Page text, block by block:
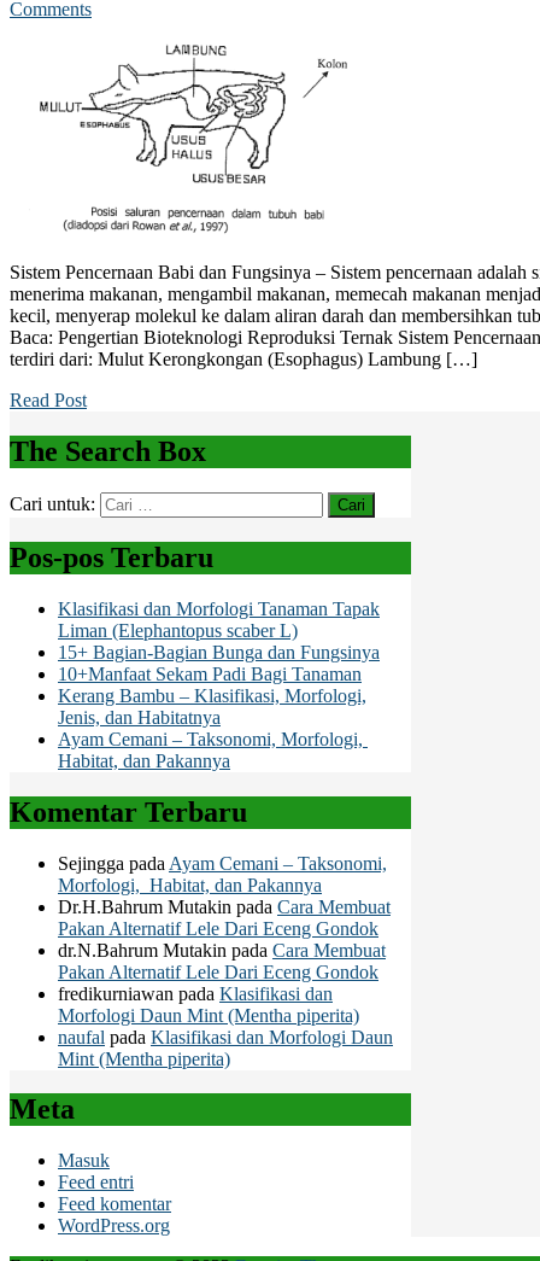
Comments
Sistem Pencernaan Babi dan Fungsinya – Sistem pencernaan adalah
menerima makanan, mengambil makanan, memecah makanan
kecil, menyerap molekul ke dalam aliran darah dan membersihkan
Baca: Pengertian Bioteknologi Reproduksi Ternak Sistem
terdiri dari: Mulut Kerongkongan (Esophagus) Lambung […]
Read Post
The Search Box
Cari untuk:
Pos-pos Terbaru
Klasifikasi dan Morfologi Tanaman Tapak
Liman (Elephantopus scaber L)
15+ Bagian-Bagian Bunga dan Fungsinya
10+Manfaat Sekam Padi Bagi Tanaman
Kerang Bambu – Klasifikasi, Morfologi,
Jenis, dan Habitatnya
Ayam Cemani – Taksonomi, Morfologi,
Habitat, dan Pakannya
Komentar Terbaru
Sejingga pada Ayam Cemani – Taksonomi,
Morfologi, Habitat, dan Pakannya
Dr.H.Bahrum Mutakin pada Cara Membuat
Pakan Alternatif Lele Dari Eceng Gondok
dr.N.Bahrum Mutakin pada Cara Membuat
Pakan Alternatif Lele Dari Eceng Gondok
fredikurniawan pada Klasifikasi dan
Morfologi Daun Mint (Mentha piperita)
naufal pada Klasifikasi dan Morfologi Daun
Mint (Mentha piperita)
Meta
Masuk
Feed entri
Feed komentar
WordPress.org